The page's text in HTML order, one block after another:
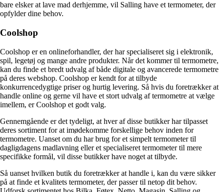
bare elsker at lave mad derhjemme, vil Salling have et termometer, der
opfylder dine behov.
Coolshop
Coolshop er en onlineforhandler, der har specialiseret sig i elektronik,
spil, legetøj og mange andre produkter. Når det kommer til termometre,
kan du finde et bredt udvalg af både digitale og avancerede termometre
på deres webshop. Coolshop er kendt for at tilbyde
konkurrencedygtige priser og hurtig levering. Så hvis du foretrækker at
handle online og gerne vil have et stort udvalg af termometre at vælge
imellem, er Coolshop et godt valg.
Gennemgående er det tydeligt, at hver af disse butikker har tilpasset
deres sortiment for at imødekomme forskellige behov inden for
termometre. Uanset om du har brug for et simpelt termometer til
dagligdagens madlavning eller et specialiseret termometer til mere
specifikke formål, vil disse butikker have noget at tilbyde.
Så uanset hvilken butik du foretrækker at handle i, kan du være sikker
på at finde et kvalitets termometer, der passer til netop dit behov.